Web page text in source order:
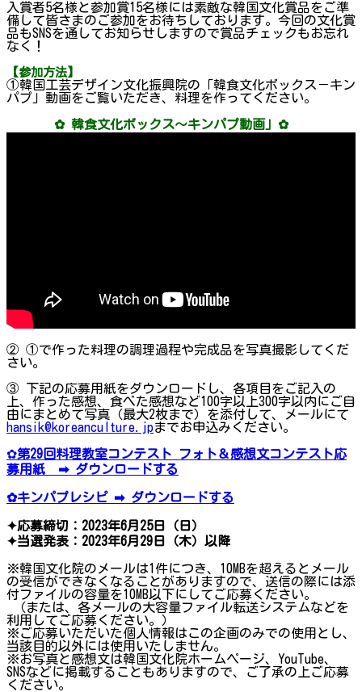
入賞者5名様と参加賞15名様には素敵な韓国文化賞品をご準
備して皆さまのご参加をお待ちしております。今回の文化賞
品もSNSを通してお知らせしますので賞品チェックもお忘れ
なく！
【参加方法】
①韓国工芸デザイン文化振興院の「韓食文化ボックス－キン
パプ」動画をご覧いただき、料理を作ってください。
✿ 韓食文化ボックス～キンパプ動画」✿
② ①で作った料理の調理過程や完成品を写真撮影してくだ
さい。
③ 下記の応募用紙をダウンロードし、各項目をご記入の
上、作った感想、食べた感想など100字以上300字以内にご自
由にまとめて写真（最大2枚まで）を添付して、メールにて
hansik@koreanculture.jpまでお申込みください。
✿第29回料理教室コンテスト フォト＆感想文コンテスト応
募用紙 ➡ ダウンロードする
✿キンパプレシピ ➡ ダウンロードする
✦応募締切：2023年6月25日（日）
✦当選発表：2023年6月29日（木）以降
※韓国文化院のメールは1件につき、10MBを超えるとメール
の受信ができなくなることがありますので、送信の際には添
付ファイルの容量を10MB以下にしてご応募ください。
（または、各メールの大容量ファイル転送システムなどを
利用してご応募ください。）
※ご応募いただいた個人情報はこの企画のみでの使用とし、
当該目的以外には使用いたしません。
※お写真と感想文は韓国文化院ホームページ、YouTube、
SNSなどに掲載することもありますので、ご了承の上ご応募
ください。